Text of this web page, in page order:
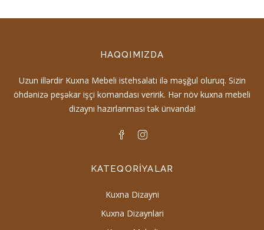
HAQQIMIZDA
Uzun illərdir Kuxna Mebeli istehsalatı ilə məşğul oluruq. Sizin
öhdənizə peşəkar işçi komandası veririk. Hər növ kuxna mebeli
dizaynı hazırlanması tək ünvanda!
KATEQORIYALAR
Kuxna Dizayni
Kuxna Dizaynlari